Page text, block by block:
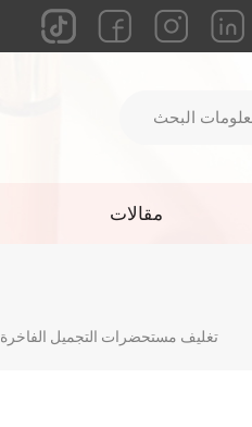
مقالات
تغليف مستحضرات التجميل الفاخرة 30 مل زجاجة محلول زجاجي شل